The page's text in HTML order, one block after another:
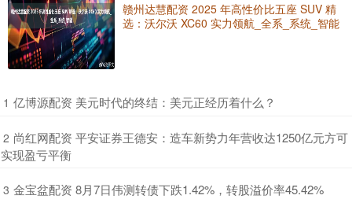
赣州达慧配资 2025 年高性价比五座 SUV 精
选：沃尔沃 XC60 实力领航_全系_系统_智能
1 ​亿博源配资 美元时代的终结：美元正经历着什么？
2 ​尚红网配资 平安证券王德安：造车新势力年营收达1250亿元方可
实现盈亏平衡
3 ​金宝盆配资 8月7日伟测转债下跌1.42%，转股溢价率45.42%